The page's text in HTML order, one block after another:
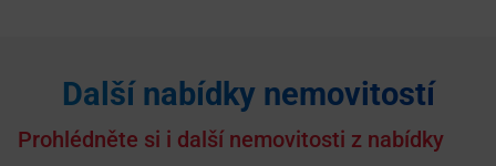
Další nabídky nemovitostí
Prohlédněte si i další nemovitosti z nabídky
Pronájem
restaurace
292 m²
Pronájem
prostor,